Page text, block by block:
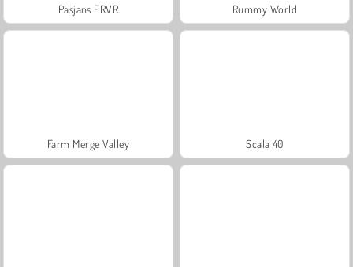
Pasjans FRVR Rummy World
Farm Merge Valley Scala 40